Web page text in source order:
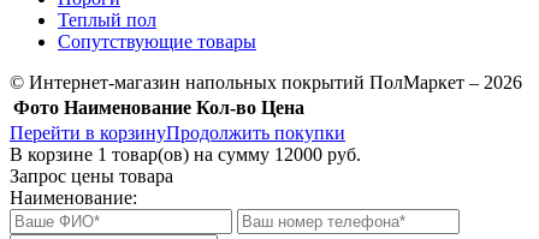
Теплый пол
Сопутствующие товары
© Интернет-магазин напольных покрытий ПолМаркет – 2026
Фото Наименование Кол-во Цена
Перейти в корзинуПродолжить покупки
В корзине 1 товар(ов) на сумму 12000 руб.
Запрос цены товара
Наименование: